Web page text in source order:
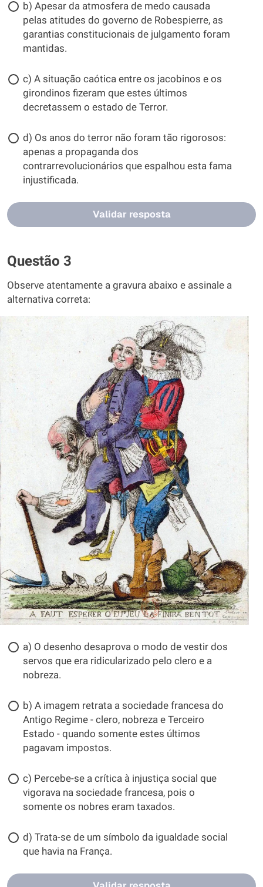
b) Apesar da atmosfera de medo causada
pelas atitudes do governo de Robespierre, as
garantias constitucionais de julgamento foram
mantidas.
c) A situação caótica entre os jacobinos e os
girondinos fizeram que estes últimos
decretassem o estado de Terror.
d) Os anos do terror não foram tão rigorosos:
apenas a propaganda dos
contrarrevolucionários que espalhou esta fama
injustificada.
Validar resposta
Questão 3
Observe atentamente a gravura abaixo e assinale a
alternativa correta:
a) O desenho desaprova o modo de vestir dos
servos que era ridicularizado pelo clero e a
nobreza.
b) A imagem retrata a sociedade francesa do
Antigo Regime - clero, nobreza e Terceiro
Estado - quando somente estes últimos
pagavam impostos.
c) Percebe-se a crítica à injustiça social que
vigorava na sociedade francesa, pois o
somente os nobres eram taxados.
d) Trata-se de um símbolo da igualdade social
que havia na França.